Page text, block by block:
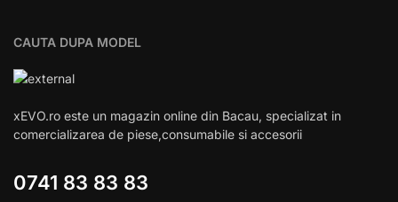
CAUTA DUPA MODEL
xEVO.ro este un magazin online din Bacau, specializat in
comercializarea de piese,consumabile si accesorii
0741 83 83 83